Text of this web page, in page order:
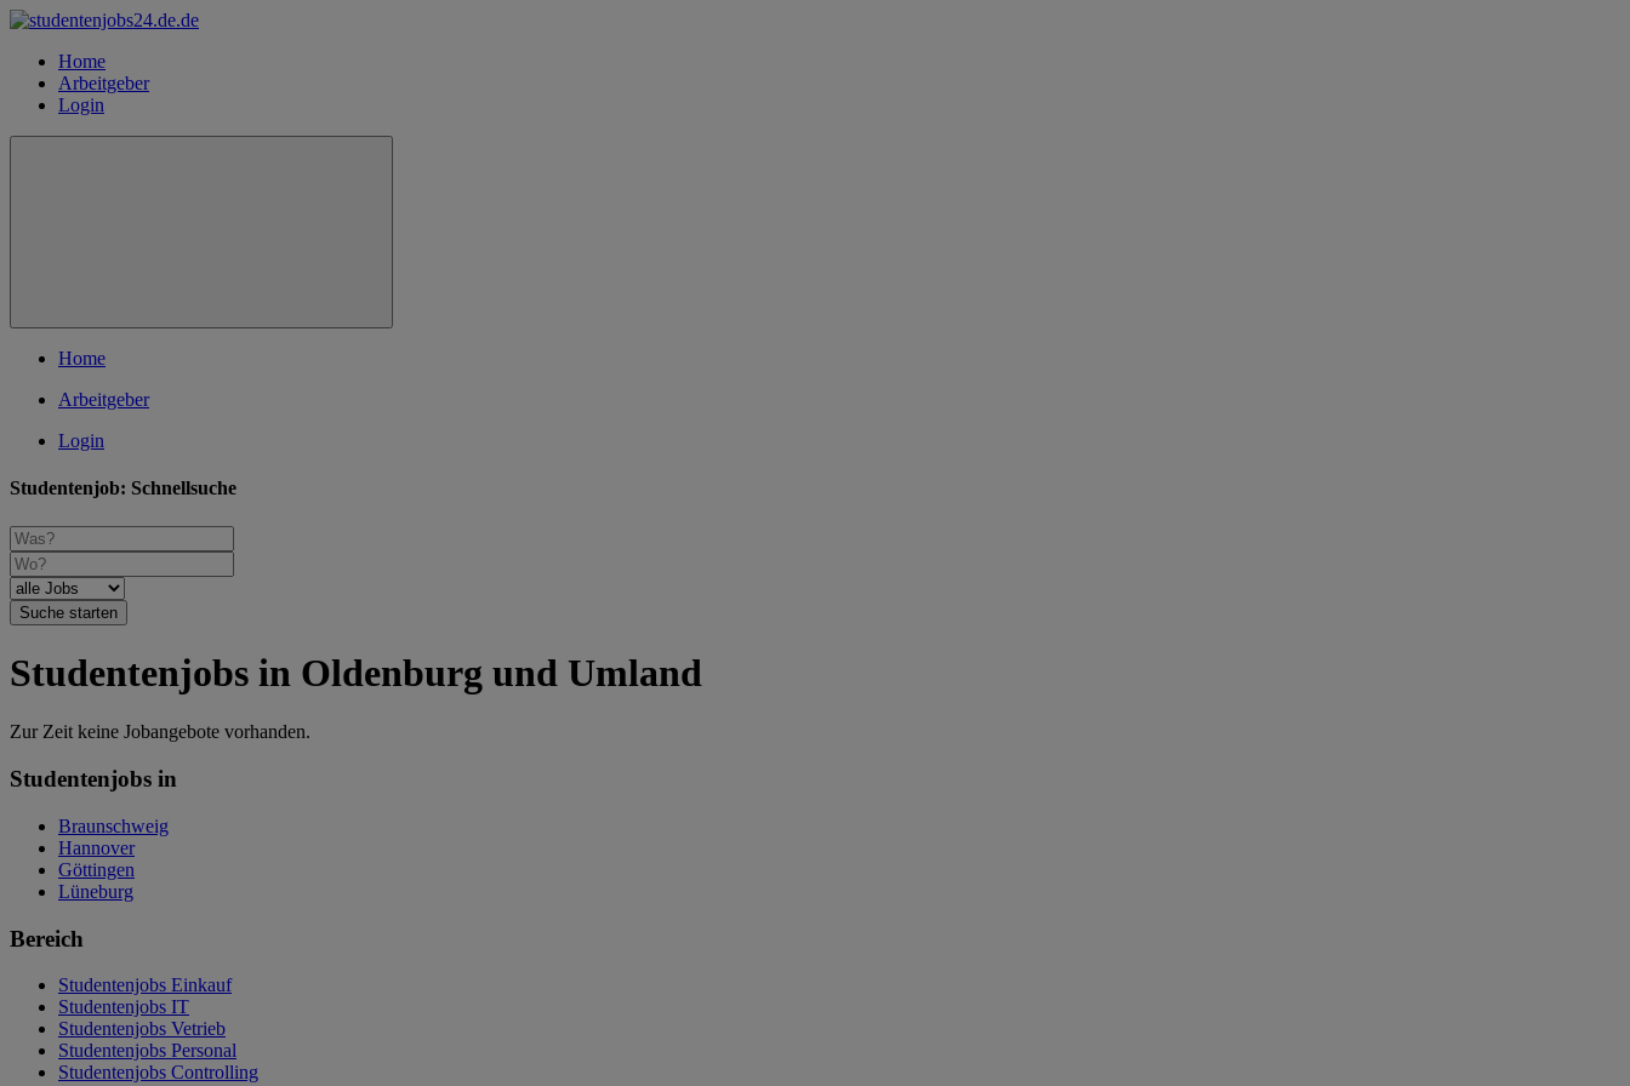
Home
Arbeitgeber
Login
Home
Arbeitgeber
Login
Studentenjob: Schnellsuche
Suche starten
Studentenjobs in Oldenburg und Umland
Zur Zeit keine Jobangebote vorhanden.
Studentenjobs in
Braunschweig
Hannover
Göttingen
Lüneburg
Bereich
Studentenjobs Einkauf
Studentenjobs IT
Studentenjobs Vetrieb
Studentenjobs Personal
Studentenjobs Controlling